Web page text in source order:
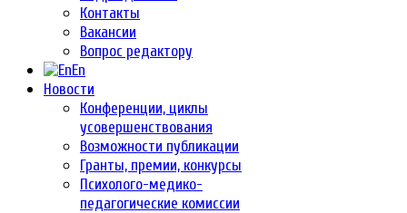
Контакты
Вакансии
Вопрос редактору
En
Новости
Конференции, циклы
усовершенствования
Возможности публикации
Гранты, премии, конкурсы
Психолого-медико-
педагогические комиссии